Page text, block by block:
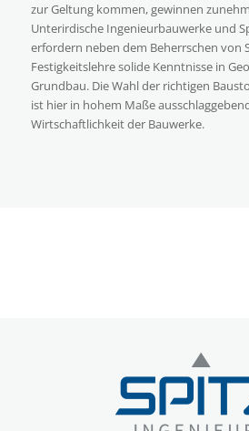
zur Geltung kommen, gewinnen
Unterirdische Ingenieurbauwerke und
erfordern neben dem Beherrschen von
Festigkeitslehre solide Kenntnisse in
Grundbau. Die Wahl der richtigen
ist hier in hohem Maße
Wirtschaftlichkeit der Bauwerke.